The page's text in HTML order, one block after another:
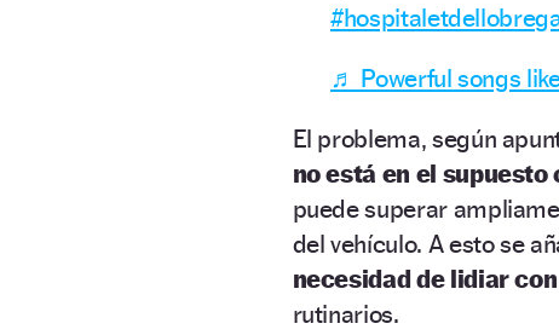
♬ Powerful songs
El problema, según
no está en el
puede superar
del vehículo. A esto se
necesidad de lidiar
rutinarios.